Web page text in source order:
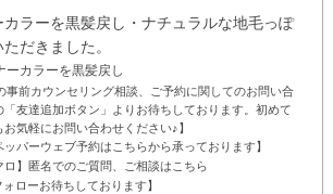
カラーを黒髪戻し・ナチュラルな地毛っぽ
だきました。
ーカラーを黒髪戻し
事前カウンセリング相談、ご予約に関してのお問い合
「友達追加ボタン」よりお待ちしております。初めて
気軽にお問い合わせください♪】
ッパーウェブ予約はこちらから承っております】
ロ】匿名でのご質問、ご相談はこちら
ォローお待ちしております】